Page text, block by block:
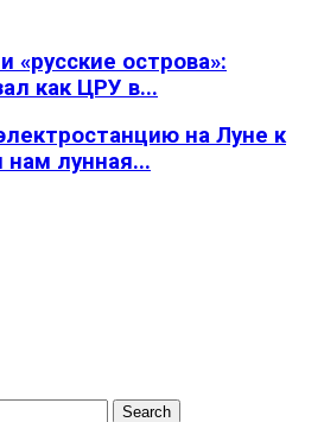
«русские острова»:
как ЦРУ в...
на Луне к
нам лунная...
Search